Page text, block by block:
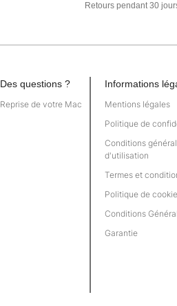
Retours pendant 30
Des questions ?
Reprise de votre Mac
Informations
Mentions légales
Politique de
Conditions
d'utilisation
Termes et
Politique de
Conditions
Garantie